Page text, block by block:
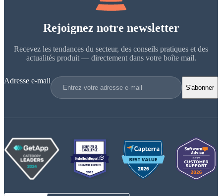
Rejoignez notre newsletter
Recevez les tendances du secteur, des conseils pratiques et des
actualités produit — directement dans votre boîte mail.
Adresse e-mail
S'abonner